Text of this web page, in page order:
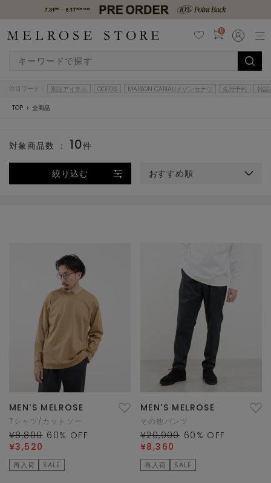
0
注目ワード： 別注アイテム OOFOS MAISON CANAUメゾンカナウ 先行予約 雑誌
TOP 全商品
絞り込む おすすめ順
対象商品数 ： 10件
MEN'S MELROSE
Tシャツ/カットソー
¥8,800 60% OFF
¥3,520
再入荷 SALE
MEN'S MELROSE
その他パンツ
¥20,900 60 % OFF
¥8,360
再入荷 SALE